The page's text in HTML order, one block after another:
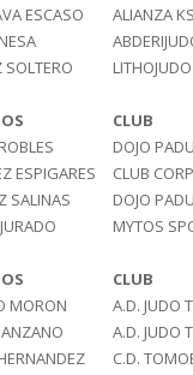
ESCASO
ALIANZA
SOLTERO
LITHOJUDO
CLUB
DOJO
ESPIGARES
CLUB
SALINAS
DOJO
MYTOS
CLUB
MORON
A.D. JUDO
A.D. JUDO
C.D.